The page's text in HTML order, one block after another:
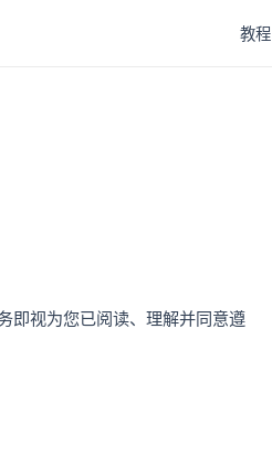
教程
即视为您已阅读、理解并同意遵